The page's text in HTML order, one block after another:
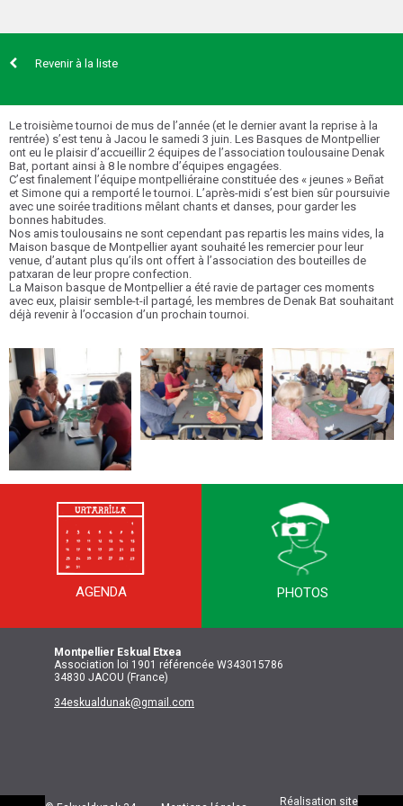
Revenir à la liste
Le troisième tournoi de mus de l’année (et le dernier avant la reprise à la
rentrée) s’est tenu à Jacou le samedi 3 juin. Les Basques de Montpellier
ont eu le plaisir d’accueillir 2 équipes de l’association toulousaine Denak
Bat, portant ainsi à 8 le nombre d’équipes engagées.
C’est finalement l’équipe montpelliéraine constituée des « jeunes » Beñat
et Simone qui a remporté le tournoi. L’après-midi s’est bien sûr poursuivie
avec une soirée traditions mêlant chants et danses, pour garder les
bonnes habitudes.
Nos amis toulousains ne sont cependant pas repartis les mains vides, la
Maison basque de Montpellier ayant souhaité les remercier pour leur
venue, d’autant plus qu’ils ont offert à l’association des bouteilles de
patxaran de leur propre confection.
La Maison basque de Montpellier a été ravie de partager ces moments
avec eux, plaisir semble-t-il partagé, les membres de Denak Bat souhaitant
déjà revenir à l’occasion d’un prochain tournoi.
AGENDA PHOTOS
Montpellier Eskual Etxea
Association loi 1901 référencée W343015786
34830 JACOU (France)
34eskualdunak@gmail.com
Réalisation site